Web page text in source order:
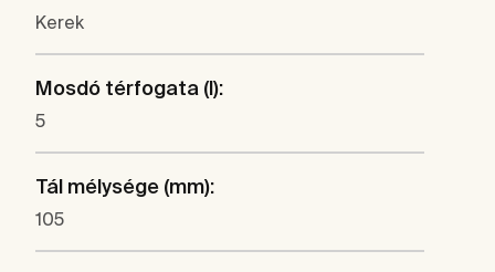
Kerek
Mosdó térfogata (l):
5
Tál mélysége (mm):
105